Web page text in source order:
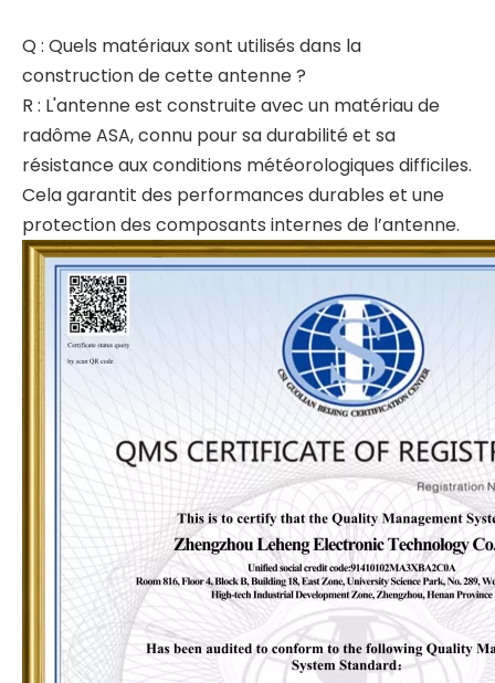
Q : Quels matériaux sont utilisés dans la
construction de cette antenne ?
R : L'antenne est construite avec un matériau de
radôme ASA, connu pour sa durabilité et sa
résistance aux conditions météorologiques difficiles.
Cela garantit des performances durables et une
protection des composants internes de l’antenne.